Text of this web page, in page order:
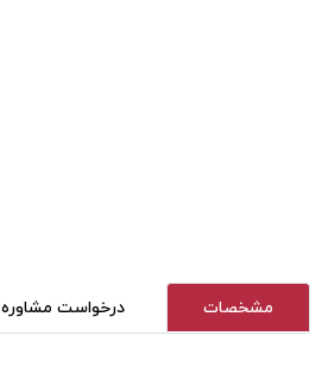
مشخصات درخواست مشاوره